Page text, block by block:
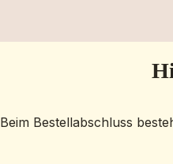
Beim Bestellabschluss